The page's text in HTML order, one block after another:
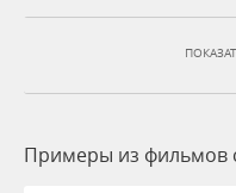
Примеры из фильмов